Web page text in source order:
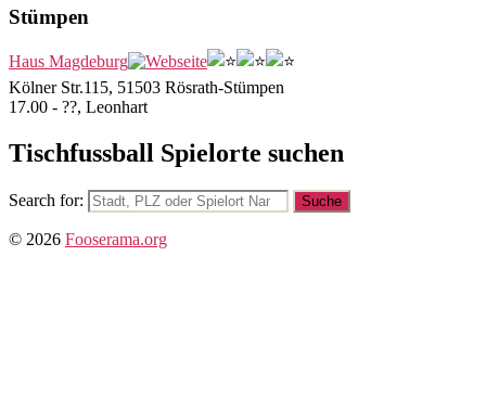
Stümpen
Haus Magdeburg
Kölner Str.115, 51503 Rösrath-Stümpen
17.00 - ??, Leonhart
Tischfussball Spielorte suchen
Search for:
© 2026 Fooserama.org